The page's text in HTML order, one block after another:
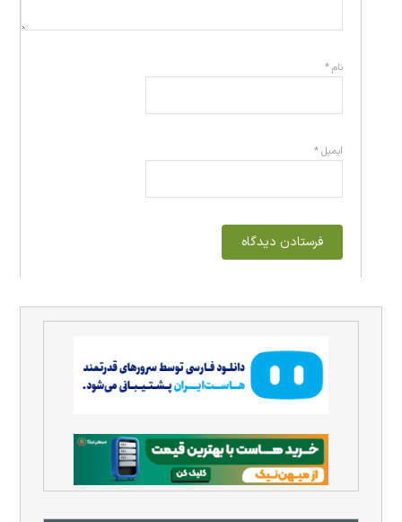
نام*
ایمیل*